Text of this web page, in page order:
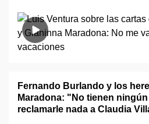
Fernando Burlando y los
Maradona: "No tienen
reclamarle nada a Claudia